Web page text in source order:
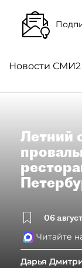
Новости СМИ2
Летний
06
Читайте
Дарья